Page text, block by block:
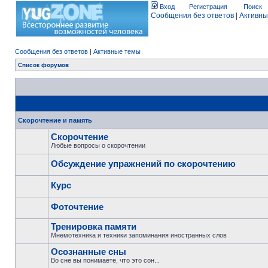
Вход Регистрация Поиск
Сообщения без ответов
Сообщения без ответов | Активные темы
Список форумов
Скорочтение и память
Скорочтение
Любые вопросы о скорочтении
Обсуждение упражнений по скорочтению
Курс
Фоточтение
Тренировка памяти
Мнемотехника и техники запоминания иностранных слов
Осознанные сны
Во сне вы понимаете, что это сон...